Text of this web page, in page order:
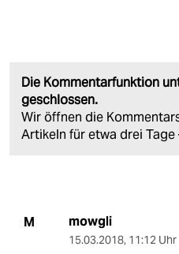
Die Kommentarfunktion
geschlossen.
Wir öffnen die
Artikeln für etwa drei Tage
M mowgli
15.03.2018, 11:12 Uhr